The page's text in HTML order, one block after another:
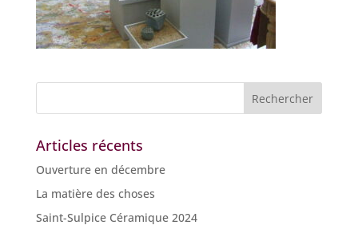
Articles récents
Ouverture en décembre
La matière des choses
Saint-Sulpice Céramique 2024